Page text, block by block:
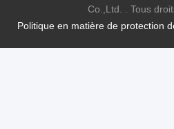
Politique en matière de protection
Co.,Ltd. . Tous